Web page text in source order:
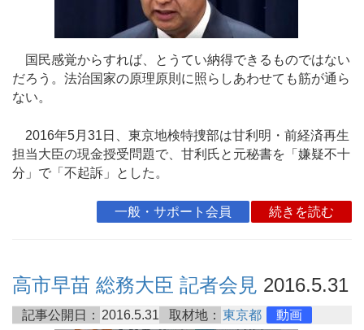
国民感覚からすれば、とうてい納得できるものではない
だろう。法治国家の原理原則に照らしあわせても筋が通ら
ない。
2016年5月31日、東京地検特捜部は甘利明・前経済再生
担当大臣の現金授受問題で、甘利氏と元秘書を「嫌疑不十
分」で「不起訴」とした。
一般・サポート会員 続きを読む
高市早苗 総務大臣 記者会見 2016.5.31
記事公開日： 2016.5.31 取材地： 東京都 動画